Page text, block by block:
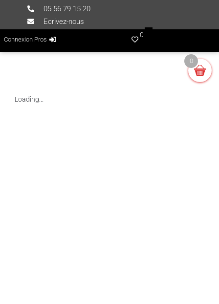
Connexion Pros
05 56 79 15 20
Ecrivez-nous
0
Loading...
0